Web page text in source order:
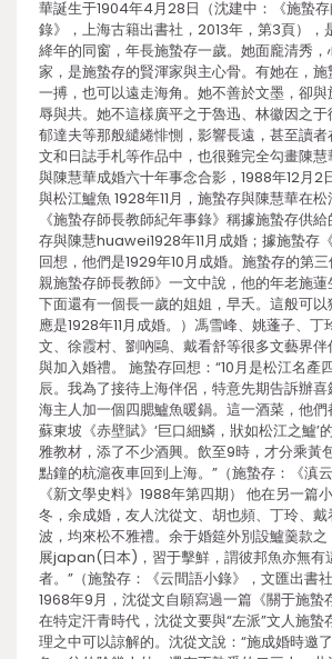
華誕生于1904年4月28日（沈建中：《施蟄
錄》，上海古籍出書社，2013年，第3頁），
絳年的同窗，年長施蟄存一歲。她面龐清秀
家，是施蟄存的賢渾家與主心骨。有她在，
一搏，也可以遠走海角。她不善於文墨，卻
辱與共。她不這樣廣平之于魯迅、林徽因之
郁達夫等那般繾綣悱惻，影響長遠，甚至讀
文和日誌手札等作品中，也很難完全勾畫陳
與陳慧華成婚六十年事念合影，1988年12月2
與松江鱸魚 1928年11月，施蟄存與陳慧華在
《施蟄存師長教師紀年事錄》稱據施蟄存供
存與陳慧huawei1928年11月成婚；據施蟄存
回想，他們是1929年10月成婚。施蟄存的第
親施蟄存師長教師》一文中說，他的年老施
下面還有一個長一歲的姐姐，早夭。這般可
應是1928年11月成婚。）馮雪峰、姚蓬子、丁
文、徐霞村、劉吶鷗、戴看舒等很多文藝界
與加入婚禮。 施蟄存回想：“10月是松江名產
辰。我為了接待上海伴侶，特意先期告訴辦
海主人加一個四腮鱸魚暖鍋。這一酒菜，他
蘇東坡《赤壁賦》‘巨口細鱗，狀如松江之鱸’
雅教材，添了不少酒興。飲至9時，才分乘黃
點鐘的杭滬夜車回到上海。”（施蟄存：《滇
《新文學史料》1988年第四期） 他在另一篇
冬，余成婚，友人沈從文、胡也頻、丁玲、
波，均來松不雅禮。余于婚筵外別設鱸羹款
展japan(日本)，習于擊鮮，謂彼邦魚亦無有
者。”（施蟄存：《云間語小錄》，文匯出書
1968年9月，沈從文自願寫過一篇《關于施蟄
在特定汗青時代，沈從文要與“左派”文人施蟄
理之中可以諒解的。沈從文說：“施成婚時邀